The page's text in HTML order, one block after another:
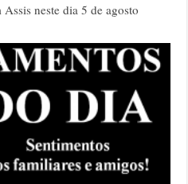
neste dia 5 de agosto